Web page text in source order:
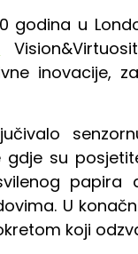
godina u
inovacije,
gdje su
papira
U
koji